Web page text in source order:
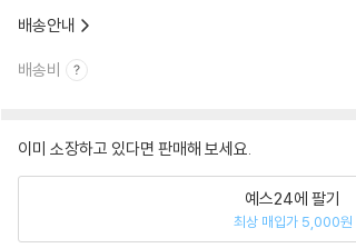
배송안내
배송비
이미 소장하고 있다면 판매해 보세요.
예스24에 팔기
최상 매입가 5,000원